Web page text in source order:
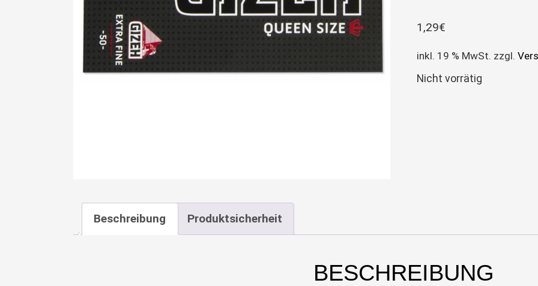
1,29€
inkl. 19 % MwSt. zzgl.
Nicht vorrätig
Beschreibung Produktsicherheit
BESCHREIBUNG